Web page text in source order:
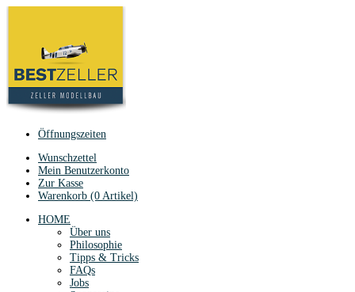
Öffnungszeiten
Wunschzettel
Mein Benutzerkonto
Zur Kasse
Warenkorb (0 Artikel)
HOME
Über uns
Philosophie
Tipps & Tricks
FAQs
Jobs